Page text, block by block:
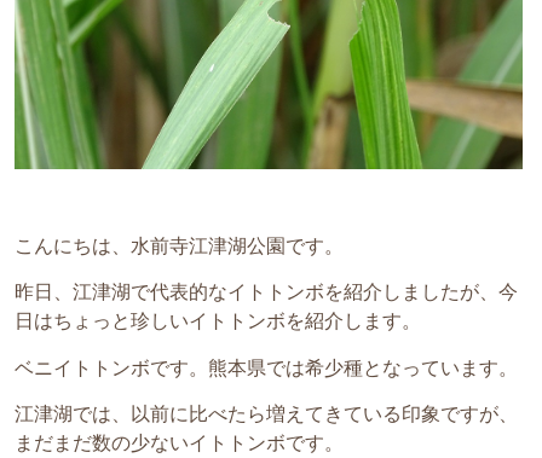
こんにちは、水前寺江津湖公園です。
昨日、江津湖で代表的なイトトンボを紹介しましたが、今
日はちょっと珍しいイトトンボを紹介します。
ベニイトトンボです。熊本県では希少種となっています。
江津湖では、以前に比べたら増えてきている印象ですが、
まだまだ数の少ないイトトンボです。